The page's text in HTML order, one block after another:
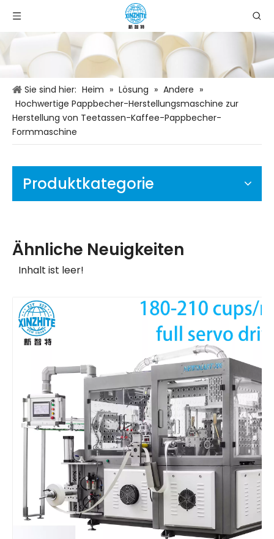
Sie sind hier: Heim » Lösung » Andere »
Hochwertige Pappbecher-Herstellungsmaschine zur
Herstellung von Teetassen-Kaffee-Pappbecher-
Formmaschine
Produktkategorie
Ähnliche Neuigkeiten
Inhalt ist leer!